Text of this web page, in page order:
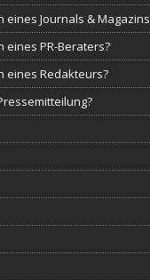
eines Journals & Magazins
eines PR-Beraters?
eines Redakteurs?